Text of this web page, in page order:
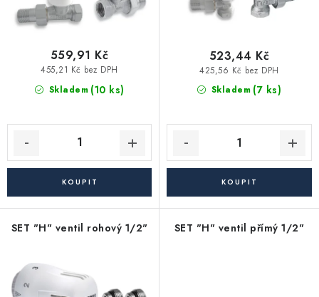
Filtrování vody
Zahrada a závlaha
Koupelna a sanita
Spojovací materiál
Kontakty
Reklamační podmínky
k
Skladem (10 ks)
455,21 Kč bez DPH
559,91 Kč
Skladem (7 ks)
425,56 Kč bez DPH
523,44 Kč
SET "H" ventil rohový 1/2" SET "H" ventil přímý 1/2"